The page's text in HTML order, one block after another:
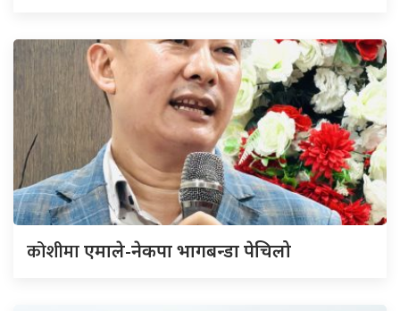
कोशीमाएमाले-नेकपा भागबन्डा पेचिलो